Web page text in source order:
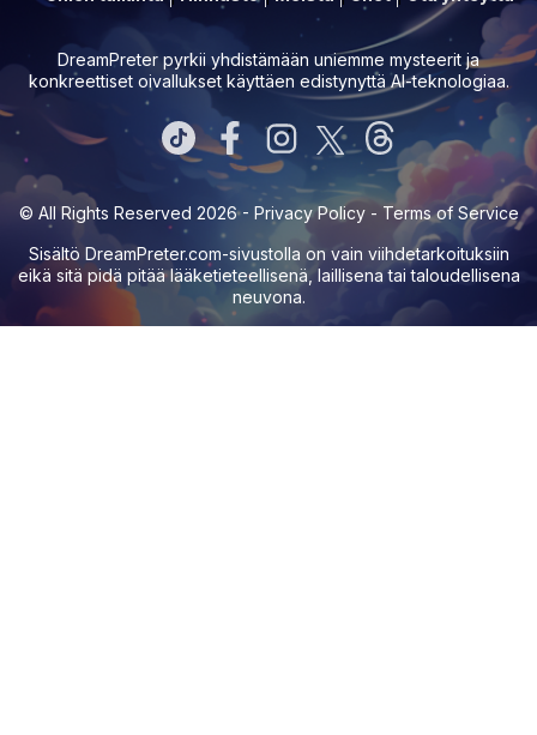
DreamPreter pyrkii yhdistämään uniemme mysteerit ja
konkreettiset oivallukset käyttäen edistynyttä AI-teknologiaa.
© All Rights Reserved 2026 - Privacy Policy- Terms of Service
Sisältö DreamPreter.com-sivustolla on vain viihdetarkoituksiin
eikä sitä pidä pitää lääketieteellisenä, laillisena tai taloudellisena
neuvona.